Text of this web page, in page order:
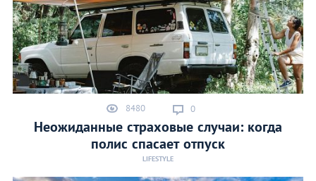
8480 0
Неожиданные страховые случаи: когда
полис спасает отпуск
LIFESTYLE